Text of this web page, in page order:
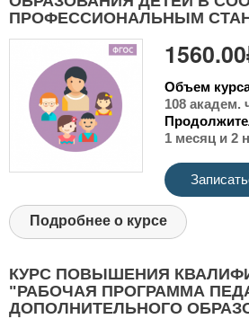
ПРОФЕССИОНАЛЬНЫМ
Объем
108 академ.
1 месяц и 2
Подробнее о курсе
КУРС ПОВЫШЕНИЯ
"РАБОЧАЯ ПРОГРАММА
ДОПОЛНИТЕЛЬНОГО